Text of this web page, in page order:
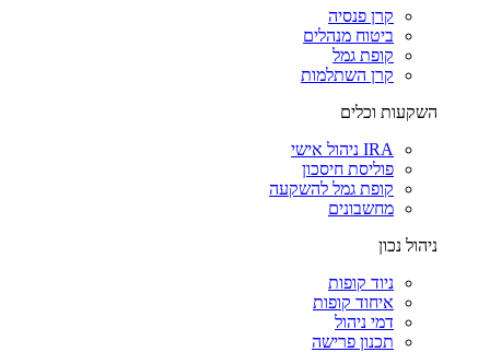
קרן פנסיה
ביטוח מנהלים
קופת גמל
קרן השתלמות
השקעות וכלים
IRA ניהול אישי
פוליסת חיסכון
קופת גמל להשקעה
מחשבונים
ניהול נכון
ניוד קופות
איחוד קופות
דמי ניהול
תכנון פרישה